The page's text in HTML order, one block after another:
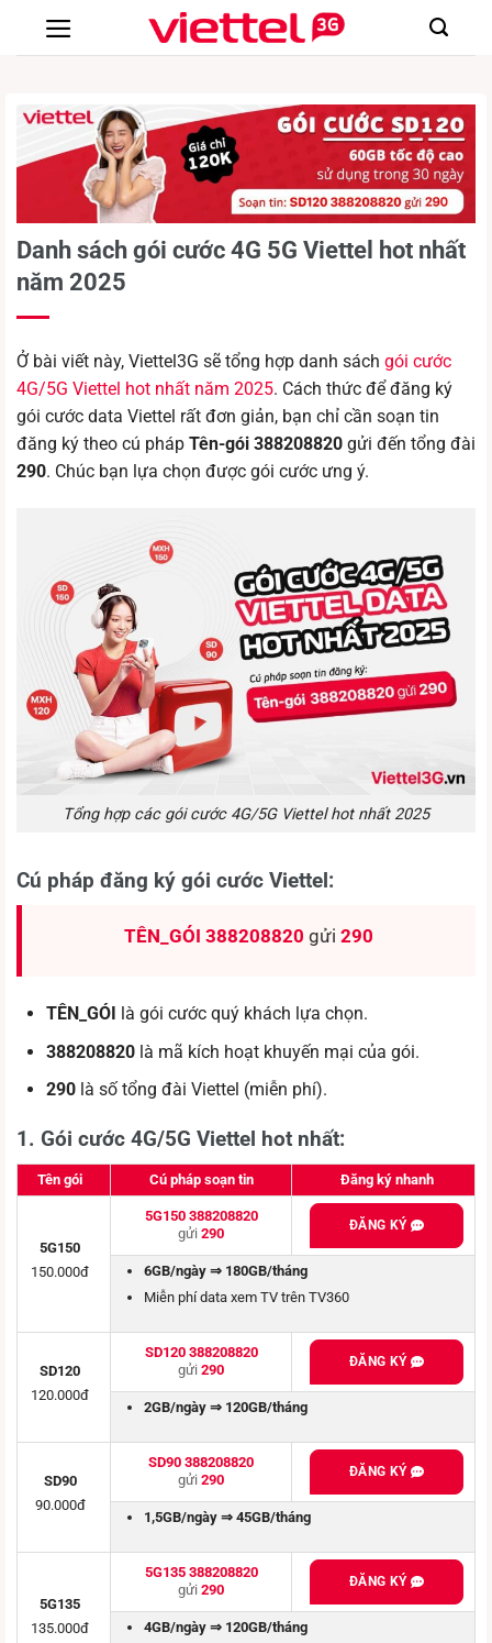
Danh sách gói cước 4G 5G Viettel hot nhất
năm 2025
Ở bài viết này, Viettel3G sẽ tổng hợp danh sách gói cước
4G/5G Viettel hot nhất năm 2025. Cách thức để đăng ký
gói cước data Viettel rất đơn giản, bạn chỉ cần soạn tin
đăng ký theo cú pháp Tên-gói 388208820 gửi đến tổng đài
290. Chúc bạn lựa chọn được gói cước ưng ý.
Tổng hợp các gói cước 4G/5G Viettel hot nhất 2025
Cú pháp đăng ký gói cước Viettel:
TÊN_GÓI 388208820 gửi 290
TÊN_GÓI
là gói cước quý khách lựa chọn.
388208820 là mã kích hoạt khuyến mại của gói.
290 là số tổng đài Viettel (miễn phí).
1. Gói cước 4G/5G Viettel hot nhất:
Tên gói Cú pháp soạn tin Đăng ký nhanh
5G150
150.000đ
5G150 388208820
gửi 290 ĐĂNG KÝ
6GB/ngày ⇒ 180GB/tháng
Miễn phí data xem TV trên TV360
SD120
120.000đ
SD120 388208820
gửi 290 ĐĂNG KÝ
2GB/ngày ⇒ 120GB/tháng
SD90
90.000đ
SD90 388208820
gửi 290 ĐĂNG KÝ
1,5GB/ngày ⇒ 45GB/tháng
5G135
135.000đ
5G135 388208820
gửi 290 ĐĂNG KÝ
4GB/ngày ⇒ 120GB/tháng